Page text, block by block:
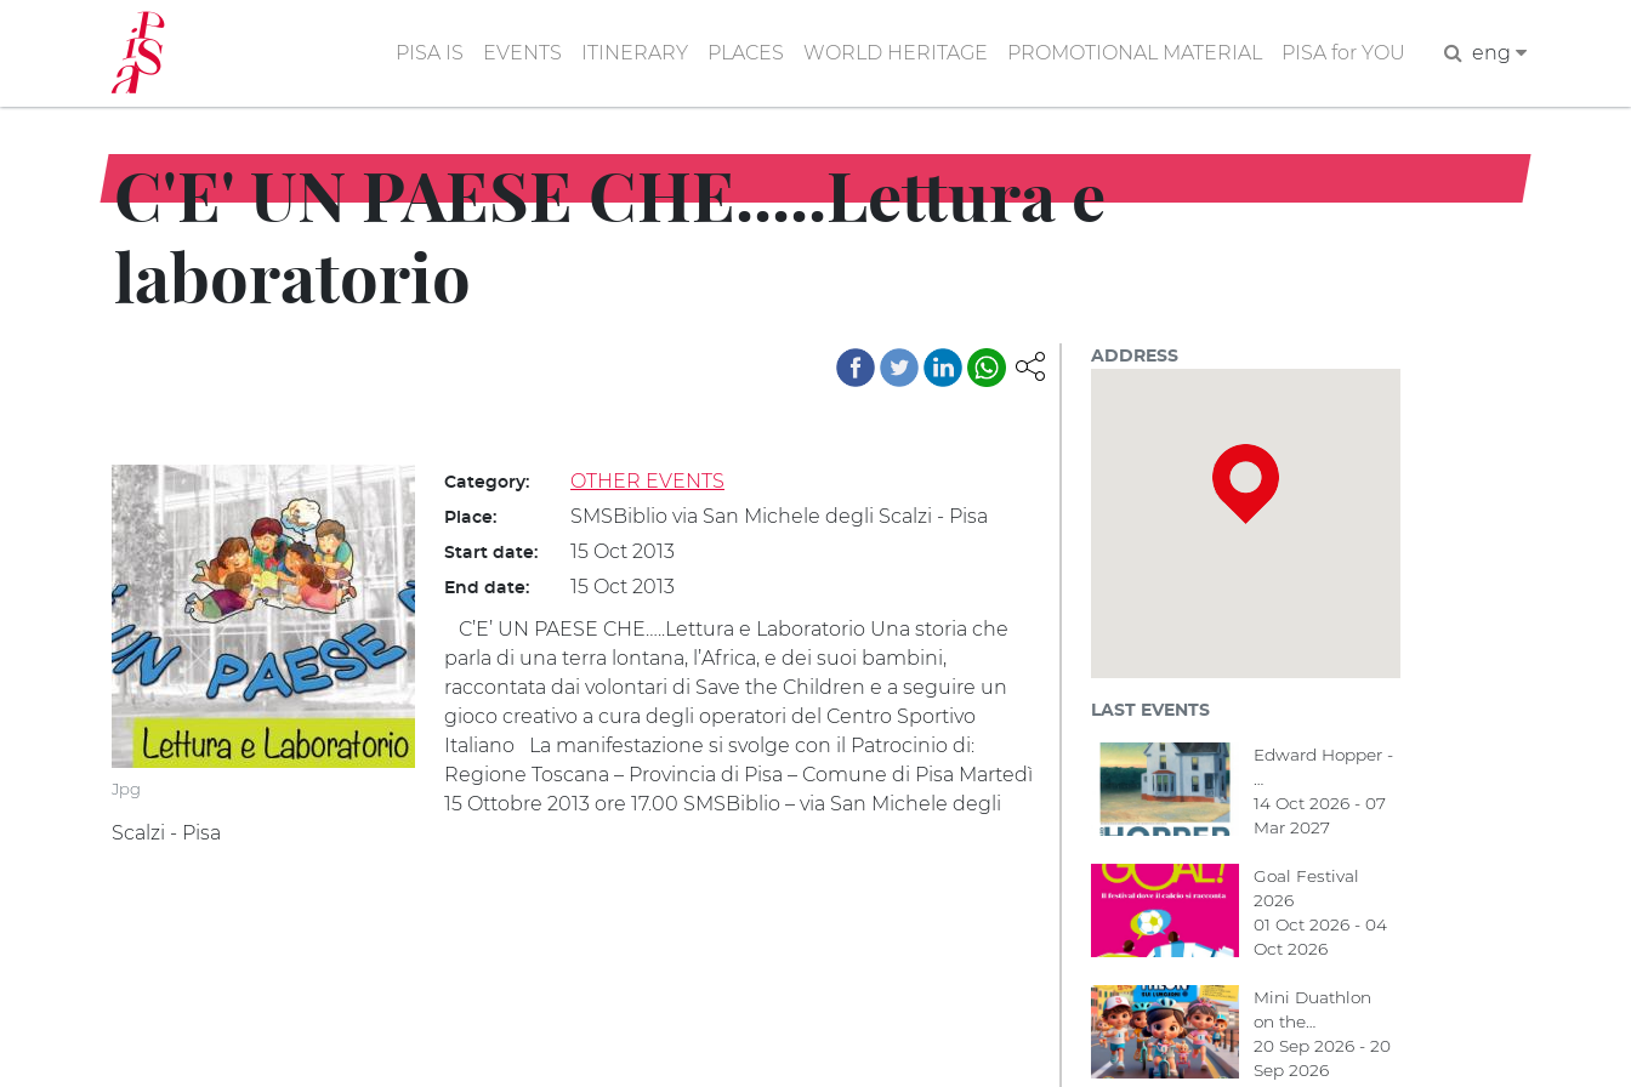
content
PISA IS EVENTS ITINERARY PLACES WORLD HERITAGE PROMOTIONAL MATERIAL PISA for YOU Searcheng
C'E' UN PAESE CHE.....Lettura e
laboratorio
Jpg
Category: OTHER EVENTS
Place: SMSBiblio via San Michele degli Scalzi - Pisa
Start date: 15 Oct 2013
End date:
15 Oct 2013
C’E’ UN PAESE CHE…..Lettura e Laboratorio Una storia che
parla di una terra lontana, l’Africa, e dei suoi bambini,
raccontata dai volontari di Save the Children e a seguire un
gioco creativo a cura degli operatori del Centro Sportivo
Italiano La manifestazione si svolge con il Patrocinio di:
Regione Toscana – Provincia di Pisa – Comune di Pisa Martedì
15 Ottobre 2013 ore 17.00 SMSBiblio – via San Michele degli
Scalzi - Pisa
ADDRESS
LAST EVENTS
Edward Hopper -
14 Oct 2026 - 07
Mar 2027
Goal Festival
2026
01 Oct 2026 - 04
Oct 2026
Mini Duathlon
on the…
20 Sep 2026 - 20
Sep 2026